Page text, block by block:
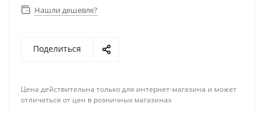
Нашли дешевле?
Поделиться
Цена действительна только для интернет-магазина и может
отличаться от цен в розничных магазинах